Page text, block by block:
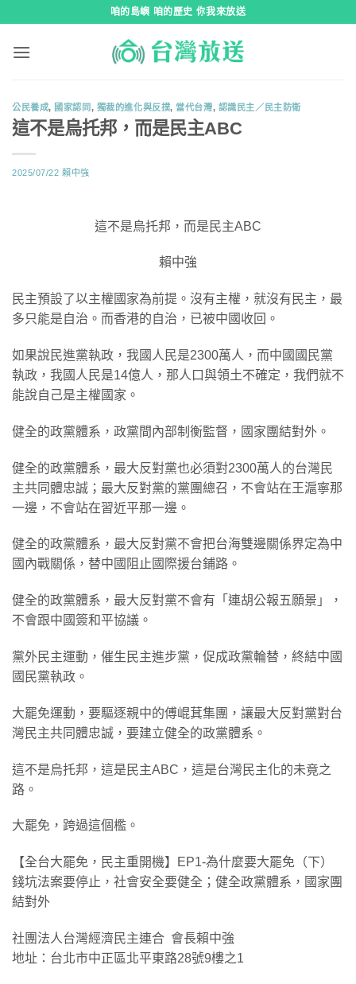
咱的島嶼 咱的歷史 你我來放送
公民養成, 國家認同, 獨裁的進化與反撲, 當代台灣, 認識民主／民主防衛
這不是烏托邦，而是民主ABC
2025/07/22 賴中強
這不是烏托邦，而是民主ABC
賴中強
民主預設了以主權國家為前提。沒有主權，就沒有民主，最
多只能是自治。而香港的自治，已被中國收回。
如果說民進黨執政，我國人民是2300萬人，而中國國民黨
執政，我國人民是14億人，那人口與領土不確定，我們就不
能說自己是主權國家。
健全的政黨體系，政黨間內部制衡監督，國家團結對外。
健全的政黨體系，最大反對黨也必須對2300萬人的台灣民
主共同體忠誠；最大反對黨的黨團總召，不會站在王滬寧那
一邊，不會站在習近平那一邊。
健全的政黨體系，最大反對黨不會把台海雙邊關係界定為中
國內戰關係，替中國阻止國際援台鋪路。
健全的政黨體系，最大反對黨不會有「連胡公報五願景」，
不會跟中國簽和平協議。
黨外民主運動，催生民主進步黨，促成政黨輪替，終結中國
國民黨執政。
大罷免運動，要驅逐親中的傅崐萁集團，讓最大反對黨對台
灣民主共同體忠誠，要建立健全的政黨體系。
這不是烏托邦，這是民主ABC，這是台灣民主化的未竟之
路。
大罷免，跨過這個檻。
【全台大罷免，民主重開機】EP1-為什麼要大罷免（下）
錢坑法案要停止，社會安全要健全；健全政黨體系，國家團
結對外
社團法人台灣經濟民主連合 ​ 會長賴中強
地址：台北市中正區北平東路28號9樓之1